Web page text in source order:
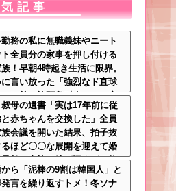
記事
務の私に無職義妹やニート
ト全員分の家事を押し付ける
！早朝4時起き生活に限界。
言い放った「強烈なド直球
」に義一族阿鼻叫喚ｗｗ←怠
どもに正論のナイフをグサリ
母の遺書「実は17年前に従
と赤ちゃんを交換した」全員
会議を開いた結果、拍子抜
るほど〇〇な展開を迎えて婚
呆然←家族の絆が深すぎて修
にならんかった
から「泥棒の9割は韓国人」と
言を繰り返すトメ！冬ソナ